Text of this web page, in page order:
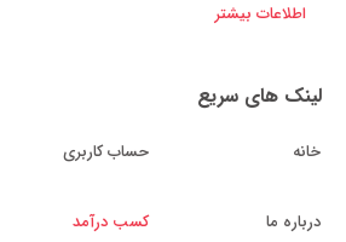
اطلاعات بیشتر
لینک های سریع
خانه
درباره ما
حساب کاربری
کسب درآمد